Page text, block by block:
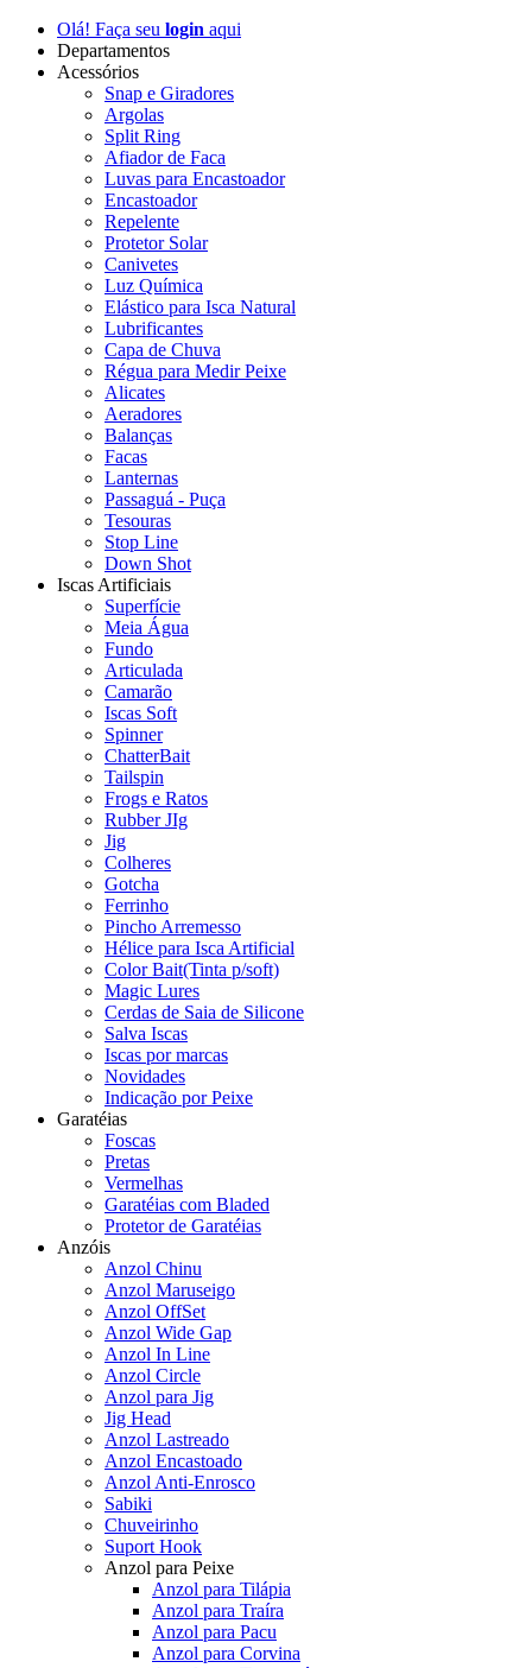
Olá! Faça seu login aqui
Departamentos
Acessórios
Snap e Giradores
Argolas
Split Ring
Afiador de Faca
Luvas para Encastoador
Encastoador
Repelente
Protetor Solar
Canivetes
Luz Química
Elástico para Isca Natural
Lubrificantes
Capa de Chuva
Régua para Medir Peixe
Alicates
Aeradores
Balanças
Facas
Lanternas
Passaguá - Puça
Tesouras
Stop Line
Down Shot
Iscas Artificiais
Superfície
Meia Água
Fundo
Articulada
Camarão
Iscas Soft
Spinner
ChatterBait
Tailspin
Frogs e Ratos
Rubber JIg
Jig
Colheres
Gotcha
Ferrinho
Pincho Arremesso
Hélice para Isca Artificial
Color Bait(Tinta p/soft)
Magic Lures
Cerdas de Saia de Silicone
Salva Iscas
Iscas por marcas
Novidades
Indicação por Peixe
Garatéias
Foscas
Pretas
Vermelhas
Garatéias com Bladed
Protetor de Garatéias
Anzóis
Anzol Chinu
Anzol Maruseigo
Anzol OffSet
Anzol Wide Gap
Anzol In Line
Anzol Circle
Anzol para Jig
Jig Head
Anzol Lastreado
Anzol Encastoado
Anzol Anti-Enrosco
Sabiki
Chuveirinho
Suport Hook
Anzol para Peixe
Anzol para Tilápia
Anzol para Traíra
Anzol para Pacu
Anzol para Corvina